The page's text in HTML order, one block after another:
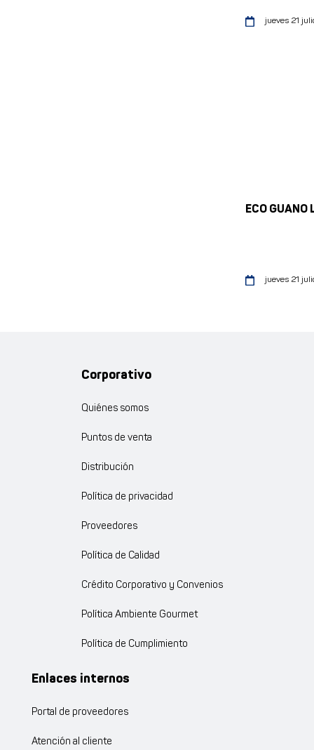
jueves 21
ECO
jueves 21
Corporativo
Quiénes somos
Puntos de venta
Distribución
Política de privacidad
Proveedores
Política de Calidad
Crédito Corporativo y Convenios
Política Ambiente Gourmet
Política de Cumplimiento
Enlaces internos
Portal de proveedores
Atención al cliente